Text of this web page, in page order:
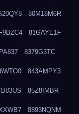
80M18M6R
81GAYE1F
8379G3TC
843AMPY3
85Z8IMBR
8893NQNM